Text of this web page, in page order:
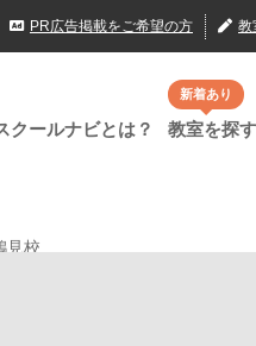
PR広告掲載をご希望の方 教
クールナビとは？
新着あり
教室を探す
見校